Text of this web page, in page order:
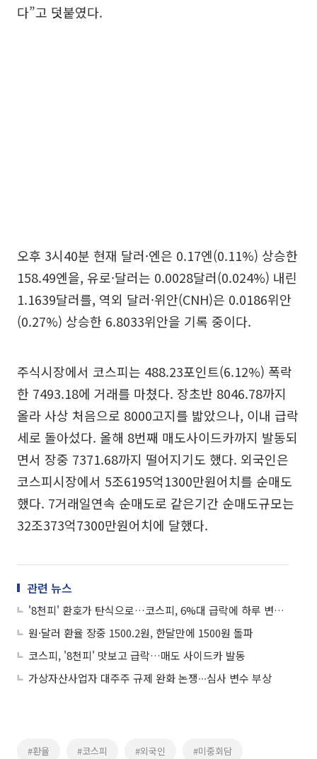
다”고 덧붙였다.
오후 3시40분 현재 달러·엔은 0.17엔(0.11%) 상승한
158.49엔을, 유로·달러는 0.0028달러(0.024%) 내린
1.1639달러를, 역외 달러·위안(CNH)은 0.0186위안
(0.27%) 상승한 6.8033위안을 기록 중이다.
주식시장에서 코스피는 488.23포인트(6.12%) 폭락
한 7493.18에 거래를 마쳤다. 장초반 8046.78까지
올라 사상 처음으로 8000고지를 밟았으나, 이내 급락
세로 돌아섰다. 올해 8번째 매도사이드카까지 발동되
면서 장중 7371.68까지 떨어지기도 했다. 외국인은
코스피시장에서 5조6195억1300만원어치를 순매도
했다. 7거래일연속 순매도로 같은기간 순매도규모는
32조373억7300만원어치에 달했다.
관련 뉴스
'8천피' 환호가 탄식으로…코스피, 6%대 급락에 하루 변동성 역대 '최대'
원·달러 환율 장중 1500.2원, 한달만에 1500원 돌파
코스피, '8천피' 맛보고 급락…매도 사이드카 발동
가상자산사업자 대주주 규제 완화 논쟁∙∙∙심사 변수 부상
#환율 #코스피 #외국인 #미중회담